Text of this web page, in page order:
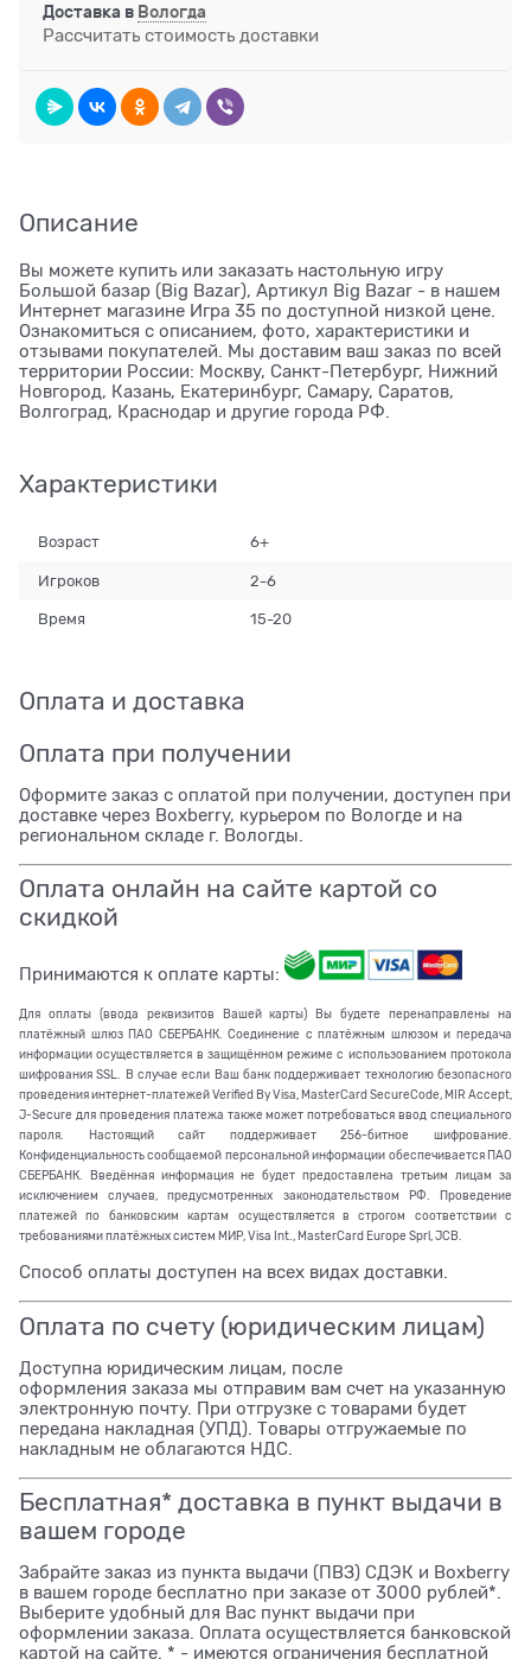
Доставка в Вологда
Рассчитать стоимость доставки
Описание
Вы можете купить или заказать настольную игру
Большой базар (Big Bazar), Артикул Big Bazar - в нашем
Интернет магазине Игра 35 по доступной низкой цене.
Ознакомиться с описанием, фото, характеристики и
отзывами покупателей. Мы доставим ваш заказ по всей
территории России: Москву, Санкт-Петербург, Нижний
Новгород, Казань, Екатеринбург, Самару, Саратов,
Волгоград, Краснодар и другие города РФ.
Характеристики
Возраст 6+
Игроков 2-6
Время 15-20
Оплата и доставка
Оплата при получении
Оформите заказ с оплатой при получении, доступен при
доставке через Boxberry, курьером по Вологде и на
региональном складе г. Вологды.
Оплата онлайн на сайте картой со
скидкой
Принимаются к оплате карты:
Для оплаты (ввода реквизитов Вашей карты) Вы будете перенаправлены на
платёжный шлюз ПАО СБЕРБАНК. Соединение с платёжным шлюзом и передача
информации осуществляется в защищённом режиме с использованием протокола
шифрования SSL. В случае если Ваш банк поддерживает технологию безопасного
проведения интернет-платежей Verified By Visa, MasterCard SecureCode, MIR Accept,
J-Secure для проведения платежа также может потребоваться ввод специального
пароля. Настоящий сайт поддерживает 256-битное шифрование.
Конфиденциальность сообщаемой персональной информации обеспечивается ПАО
СБЕРБАНК. Введённая информация не будет предоставлена третьим лицам за
исключением случаев, предусмотренных законодательством РФ. Проведение
платежей по банковским картам осуществляется в строгом соответствии с
требованиями платёжных систем МИР, Visa Int., MasterCard Europe Sprl, JCB.
Способ оплаты доступен на всех видах доставки.
Оплата по счету (юридическим лицам)
Доступна юридическим лицам, после
оформления заказа мы отправим вам счет на указанную
электронную почту. При отгрузке с товарами будет
передана накладная (УПД). Товары отгружаемые по
накладным не облагаются НДС.
Бесплатная* доставка в пункт выдачи в
вашем городе
Забрайте заказ из пункта выдачи (ПВЗ) СДЭК и Boxberry
в вашем городе бесплатно при заказе от 3000 рублей*.
Выберите удобный для Вас пункт выдачи при
оформлении заказа. Оплата осуществляется банковской
картой на сайте. * - имеются ограничения бесплатной